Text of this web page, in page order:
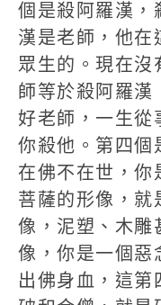
個是殺阿羅漢，
漢是老師，他在
眾生的。現在沒
師等於殺阿羅漢
好老師，一生從
你殺他。第四個
在佛不在世，你
菩薩的形像，就
像，泥塑、木雕
像，你是一個惡
出佛身血，這第